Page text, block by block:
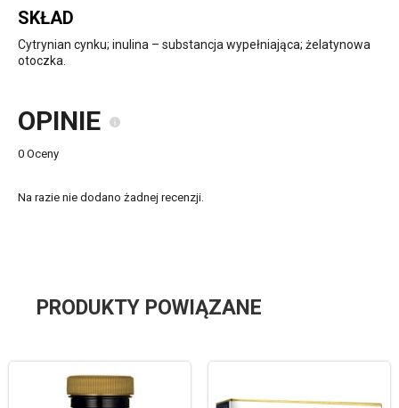
SKŁAD
Cytrynian cynku; inulina – substancja wypełniająca; żelatynowa
otoczka.
OPINIE
0 Oceny
Na razie nie dodano żadnej recenzji.
PRODUKTY POWIĄZANE